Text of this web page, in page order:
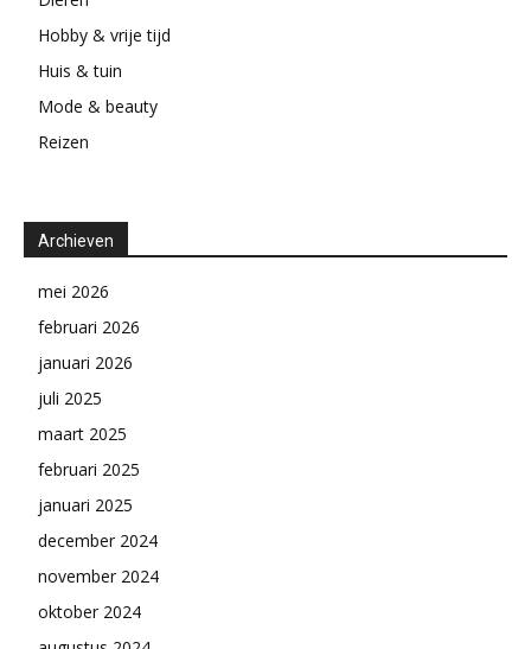
Hobby & vrije tijd
Huis & tuin
Mode & beauty
Reizen
Archieven
mei 2026
februari 2026
januari 2026
juli 2025
maart 2025
februari 2025
januari 2025
december 2024
november 2024
oktober 2024